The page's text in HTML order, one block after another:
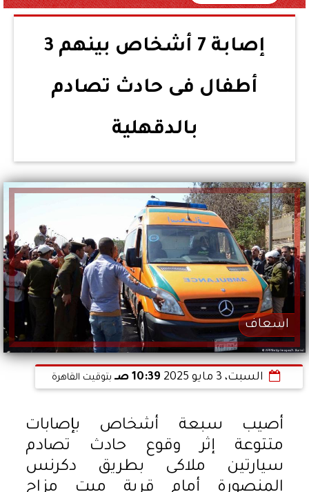
إصابة 7 أشخاص بينهم 3
أطفال فى حادث تصادم
بالدقهلية
اسعاف
السبت، 3 مايو 2025 10:39 صـ بتوقيت القاهرة
أصيب سبعة أشخاص بإصابات
متتوعة إثر وقوع حادث تصادم
سيارتين ملاكى بطريق دكرنس
المنصورة أمام قرية ميت مزاح